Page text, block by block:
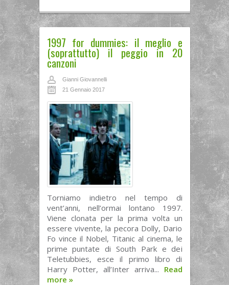
1997 for dummies: il meglio e
(soprattutto) il peggio in 20
canzoni
Gianni Giovannelli
21 Gennaio 2017
Torniamo indietro nel tempo di
vent’anni, nell’ormai lontano 1997.
Viene clonata per la prima volta un
essere vivente, la pecora Dolly, Dario
Fo vince il Nobel, Titanic al cinema, le
prime puntate di South Park e dei
Teletubbies, esce il primo libro di
Harry Potter, all’Inter arriva... Read
more »